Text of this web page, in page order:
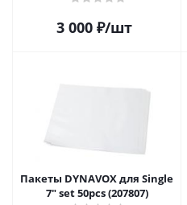
3 000₽/шт
Пакеты DYNAVOX для Single
7" set 50pcs (207807)